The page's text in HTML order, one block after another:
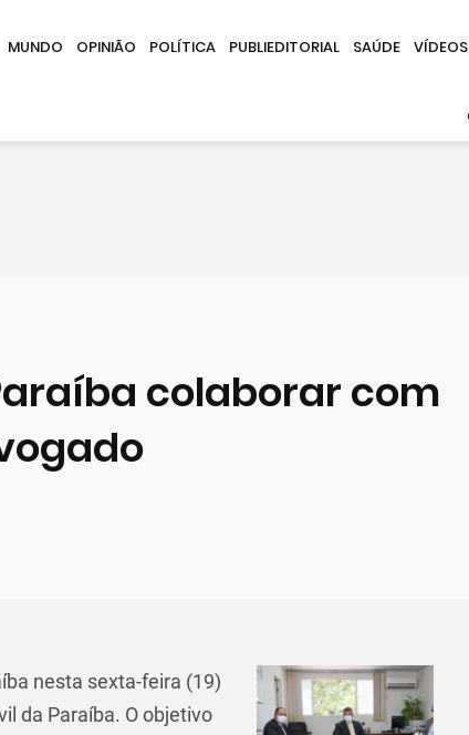
MUNDO OPINIÃO POLÍTICA PUBLIEDITORIAL SAÚDE VÍDEOS
colaborar com
nesta sexta-feira (19)
da Paraíba. O objetivo